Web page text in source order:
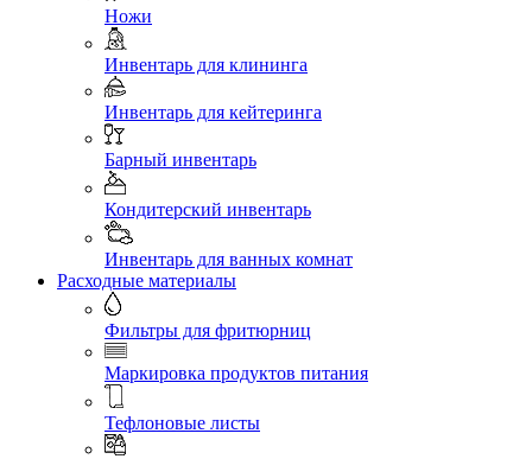
Ножи
Инвентарь для клининга
Инвентарь для кейтеринга
Барный инвентарь
Кондитерский инвентарь
Инвентарь для ванных комнат
Расходные материалы
Фильтры для фритюрниц
Маркировка продуктов питания
Тефлоновые листы